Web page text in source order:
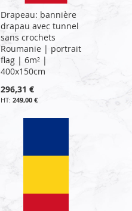
Drapeau: bannière
drapau avec tunnel
sans crochets
Roumanie | portrait
flag | 6m² |
400x150cm
296,31 €
249,00 €